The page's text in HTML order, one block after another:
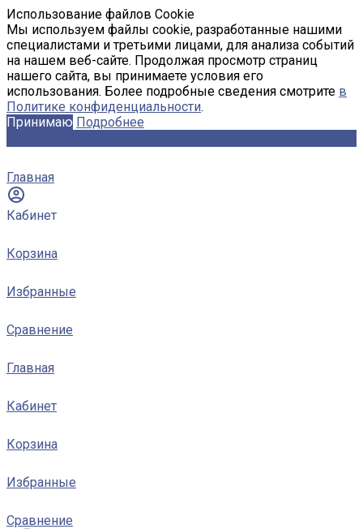
Использование файлов Cookie
Мы используем файлы cookie, разработанные нашими
специалистами и третьими лицами, для анализа событий
на нашем веб-сайте. Продолжая просмотр страниц
нашего сайта, вы принимаете условия его
использования. Более подробные сведения смотрите в
Политике конфиденциальности.
Принимаю Подробнее
Главная
Кабинет
Корзина
Избранные
Сравнение
Главная
Кабинет
Корзина
Избранные
Сравнение